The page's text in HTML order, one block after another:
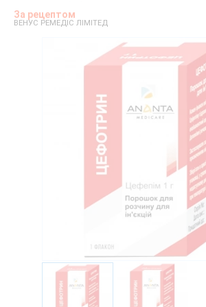
За рецептом
ВЕНУС РЕМЕДІС ЛІМІТЕД